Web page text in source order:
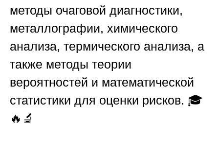
методы очаговой диагностики,
металлографии, химического
анализа, термического анализа, а
также методы теории
вероятностей и математической
статистики для оценки рисков. 🎓
🔥🔬